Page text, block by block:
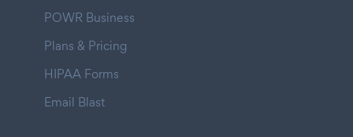
POWR Business
Plans & Pricing
HIPAA Forms
Email Blast